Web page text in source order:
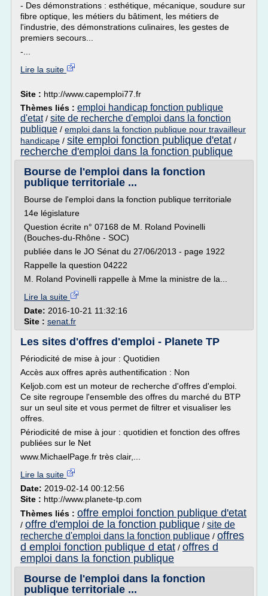
- Des démonstrations : esthétique, mécanique, soudure sur
fibre optique, les métiers du bâtiment, les métiers de
l'industrie, des démonstrations culinaires, les gestes de
premiers secours...
-...
Lire la suite
Site : http://www.capemploi77.fr
Thèmes liés : emploi handicap fonction publique
d'etat/ site de recherche d'emploi dans la fonction
publique / emploi dans la fonction publique pour travailleur
handicape / site emploi fonction publique d'etat /
recherche d'emploi dans la fonction publique
Bourse de l'emploi dans la fonction
publique territoriale ...
Bourse de l'emploi dans la fonction publique territoriale
14e législature
Question écrite n° 07168 de M. Roland Povinelli
(Bouches-du-Rhône - SOC)
publiée dans le JO Sénat du 27/06/2013 - page 1922
Rappelle la question 04222
M. Roland Povinelli rappelle à Mme la ministre de la...
Lire la suite
Date: 2016-10-21 11:32:16
Site : senat.fr
Les sites d'offres d'emploi - Planete TP
Périodicité de mise à jour : Quotidien
Accès aux offres après authentification : Non
Keljob.com est un moteur de recherche d'offres d'emploi.
Ce site regroupe l'ensemble des offres du marché du BTP
sur un seul site et vous permet de filtrer et visualiser les
offres.
Périodicité de mise à jour : quotidien et fonction des offres
publiées sur le Net
www.MichaelPage.fr très clair,...
Lire la suite
Date: 2019-02-14 00:12:56
Site : http://www.planete-tp.com
Thèmes liés : offre emploi fonction publique d'etat
/ offre d'emploi de la fonction publique / site de
recherche d'emploi dans la fonction publique / offres
d emploi fonction publique d etat / offres d
emploi dans la fonction publique
Bourse de l'emploi dans la fonction
publique territoriale ...